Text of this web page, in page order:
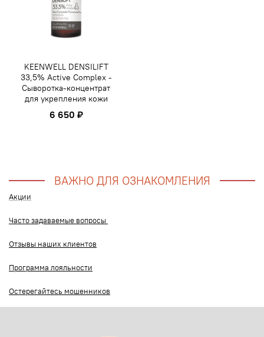
KEENWELL DENSILIFT
33,5% Active Complex -
Сыворотка-концентрат
для укрепления кожи
6 650 ₽
ВАЖНО ДЛЯ ОЗНАКОМЛЕНИЯ
Акции
Часто задаваемые вопросы
Отзывы наших клиентов
Программа лояльности
Остерегайтесь мошенников